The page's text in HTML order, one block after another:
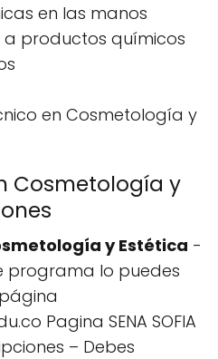
en las manos
a productos químicos
en Cosmetología y
Cosmetología y
y Estética -
programa lo puedes
Pagina SENA SOFIA
– Debes